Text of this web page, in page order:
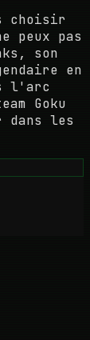
choisir
peux pas
son
en
l'arc
Goku
dans les